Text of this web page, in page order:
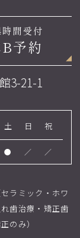
間受付
予約
3-21-1
土 日 祝
● ／ ／
ラミック・ホワ
歯治療・矯正歯
のみ）